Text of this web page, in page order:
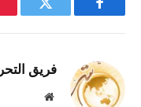
فيسبوك تويتر
فريق
موقع